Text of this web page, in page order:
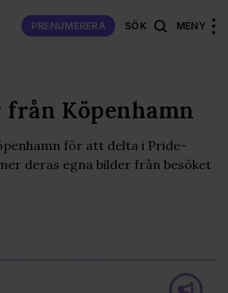
PRENUMERERA SÖK MENY
Köpenhamn
för att delta i Pride-
deras egna bilder från besöket